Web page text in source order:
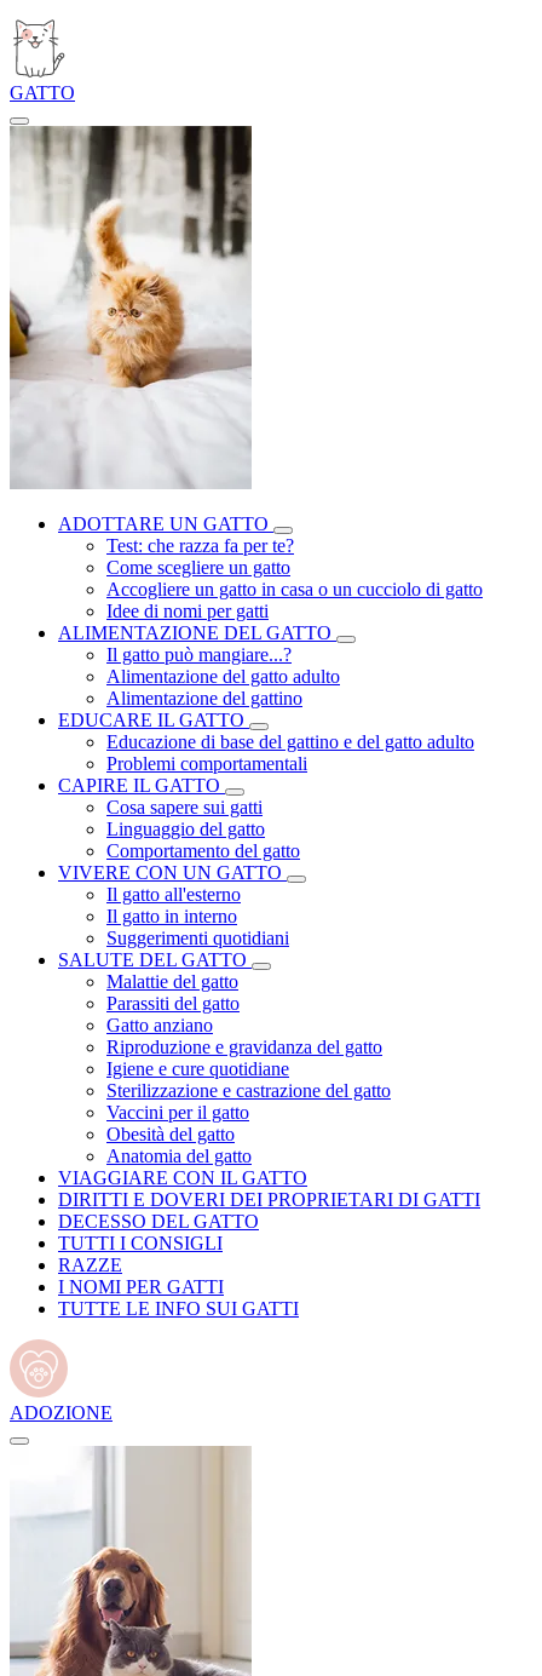
GATTO
ADOTTARE UN GATTO
Test: che razza fa per te?
Come scegliere un gatto
Accogliere un gatto in casa o un cucciolo di gatto
Idee di nomi per gatti
ALIMENTAZIONE DEL GATTO
Il gatto può mangiare...?
Alimentazione del gatto adulto
Alimentazione del gattino
EDUCARE IL GATTO
Educazione di base del gattino e del gatto adulto
Problemi comportamentali
CAPIRE IL GATTO
Cosa sapere sui gatti
Linguaggio del gatto
Comportamento del gatto
VIVERE CON UN GATTO
Il gatto all'esterno
Il gatto in interno
Suggerimenti quotidiani
SALUTE DEL GATTO
Malattie del gatto
Parassiti del gatto
Gatto anziano
Riproduzione e gravidanza del gatto
Igiene e cure quotidiane
Sterilizzazione e castrazione del gatto
Vaccini per il gatto
Obesità del gatto
Anatomia del gatto
VIAGGIARE CON IL GATTO
DIRITTI E DOVERI DEI PROPRIETARI DI GATTI
DECESSO DEL GATTO
TUTTI I CONSIGLI
RAZZE
I NOMI PER GATTI
TUTTE LE INFO SUI GATTI
ADOZIONE